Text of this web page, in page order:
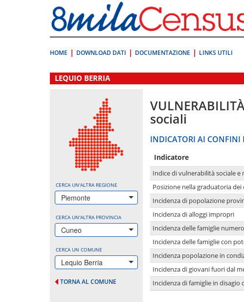
direttamente
a:
Contenuto
HOME DOWNLOAD DATI DOCUMENTAZIONE LINKS UTILI
LEQUIO BERRIA
CERCA UN'ALTRA REGIONE
Piemonte
CERCA UN'ALTRA PROVINCIA
Cuneo
CERCA UN COMUNE
Lequio Berria
TORNA AL COMUNE
sociali
INDICATORI AI CONFINI
Indicatore
Indice di vulnerabilità sociale e
Posizione nella graduatoria
Incidenza di popolazione
Incidenza di alloggi impropri
Incidenza delle famiglie
Incidenza delle famiglie con
Incidenza popolazione in
Incidenza di giovani fuori dal
Incidenza di famiglie in disagio